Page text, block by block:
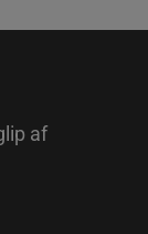
af